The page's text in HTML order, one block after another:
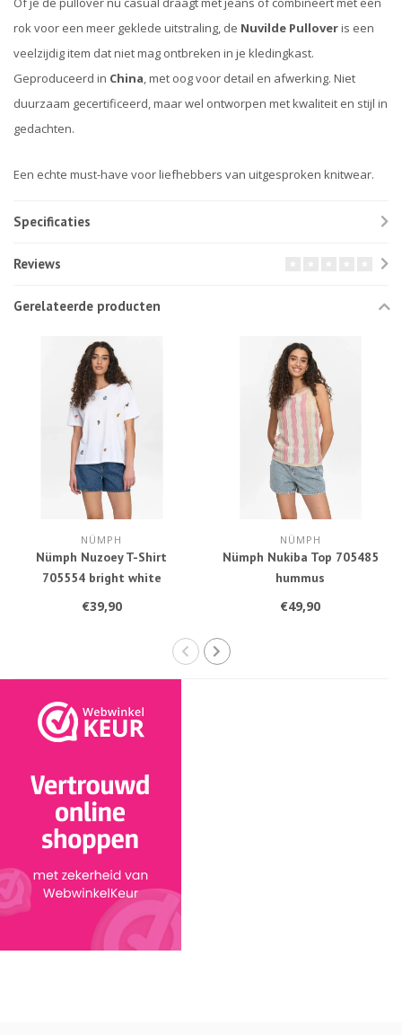
rok voor een meer geklede uitstraling, de Nuvilde Pulloveris een
veelzijdig item dat niet mag ontbreken in je kledingkast.
Geproduceerd in China, met oog voor detail en afwerking. Niet
duurzaam gecertificeerd, maar wel ontworpen met kwaliteit en stijl in
gedachten.
Een echte must-have voor liefhebbers van uitgesproken knitwear.
Specificaties
Reviews
Gerelateerde producten
NÜMPH
Nümph Nuzoey T-Shirt
705554 bright white
€39,90
NÜMPH
Nümph Nukiba Top 705485
hummus
€49,90